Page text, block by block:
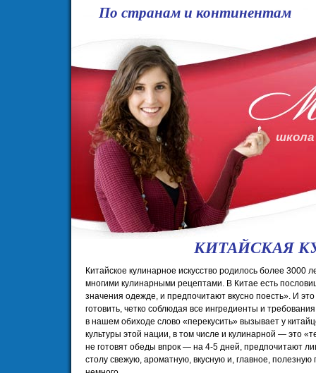
По странам и континентам
КИТАЙСКАЯ
Китайское кулинарное искусство родилось более 3000
многими кулинарными рецептами. В Китае есть
значения одежде, и предпочитают вкусно поесть». И
готовить, четко соблюдая все ингредиенты и
в нашем обиходе слово «перекусить» вызывает у
культуры этой нации, в том числе и кулинарной — это
не готовят обеды впрок — на 4-5 дней, предпочитают
столу свежую, ароматную, вкусную и, главное,